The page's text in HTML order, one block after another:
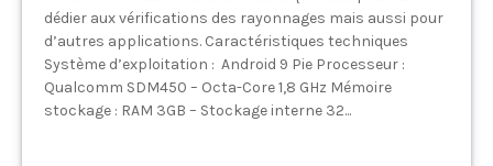
dédier aux vérifications des rayonnages mais aussi pour
d’autres applications. Caractéristiques techniques
Système d’exploitation : Android 9 Pie Processeur :
Qualcomm SDM450 – Octa-Core 1,8 GHz Mémoire
stockage : RAM 3GB – Stockage interne 32...